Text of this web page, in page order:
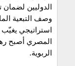
الدوليين لضمان
وصف التبعية
استراتيجي
المصري أصبح
الربوية.